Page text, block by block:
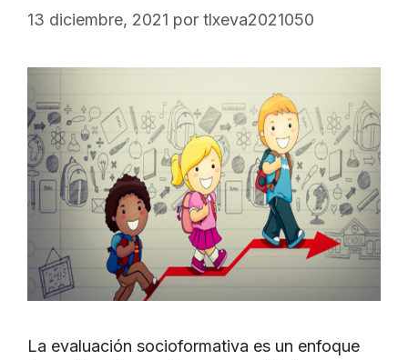
13 diciembre, 2021 por tlxeva2021050
La evaluación socioformativa es un enfoque